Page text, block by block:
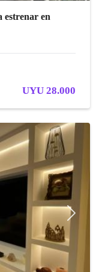
en
UYU 28.000
Next